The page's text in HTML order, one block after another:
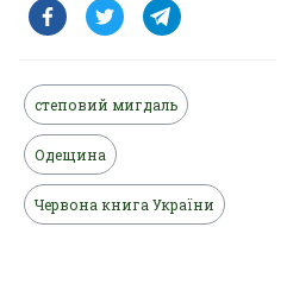
степовий мигдаль
Одещина
Червона книга України